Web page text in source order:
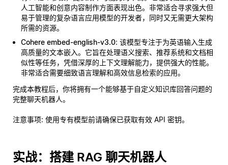
人工智能和创意内容制作方面表现出色。非常适合寻求强大但
易于管理的复杂语言应用模型的开发者，同时又无需更大架构
所需的资源。
Cohere embed-english-v3.0: 该模型专注于为英语输入生成
高质量的文本嵌入。它旨在处理语义搜索、推荐系统和文档相
似性等任务，凭借深厚的上下文理解能力，提供强大的性能。
非常适合需要细致语言理解和高效信息检索的应用。
完成本教程后，你将拥有一个能够基于自定义知识库回答问题的
完整聊天机器人。
注意事项: 使用专有模型前请确保已获取有效 API 密钥。
实战：搭建 RAG 聊天机器人